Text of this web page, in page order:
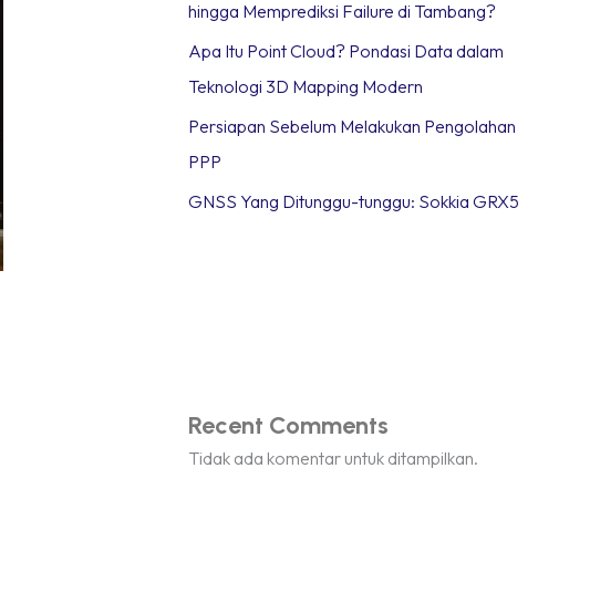
hingga Memprediksi Failure di Tambang?
Apa Itu Point Cloud? Pondasi Data dalam
Teknologi 3D Mapping Modern
Persiapan Sebelum Melakukan Pengolahan
PPP
GNSS Yang Ditunggu-tunggu: Sokkia GRX5
Recent Comments
Tidak ada komentar untuk ditampilkan.